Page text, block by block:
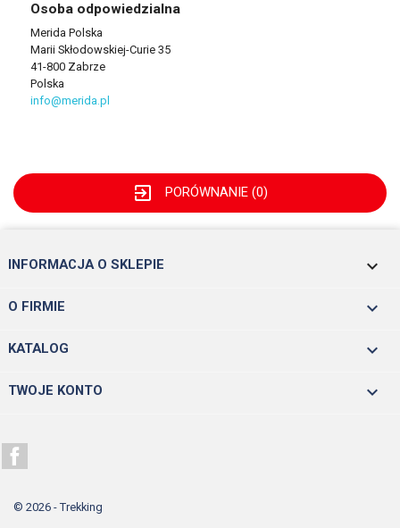
Osoba odpowiedzialna
Merida Polska
Marii Skłodowskiej-Curie 35
41-800 Zabrze
Polska
info@merida.pl
exit_to_app PORÓWNANIE (0)
INFORMACJA O SKLEPIE keyboard_arrow_down
O FIRMIE 
KATALOG 
TWOJE KONTO 
© 2026 - Trekking